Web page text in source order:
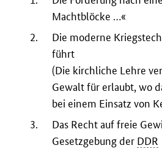
Machtblöcke …«
2.
Die moderne
führt
(Die kirchliche Lehre
Gewalt für erlaubt, wo
bei einem Einsatz von
3.
Das Recht auf freie
Gesetzgebung der DDR